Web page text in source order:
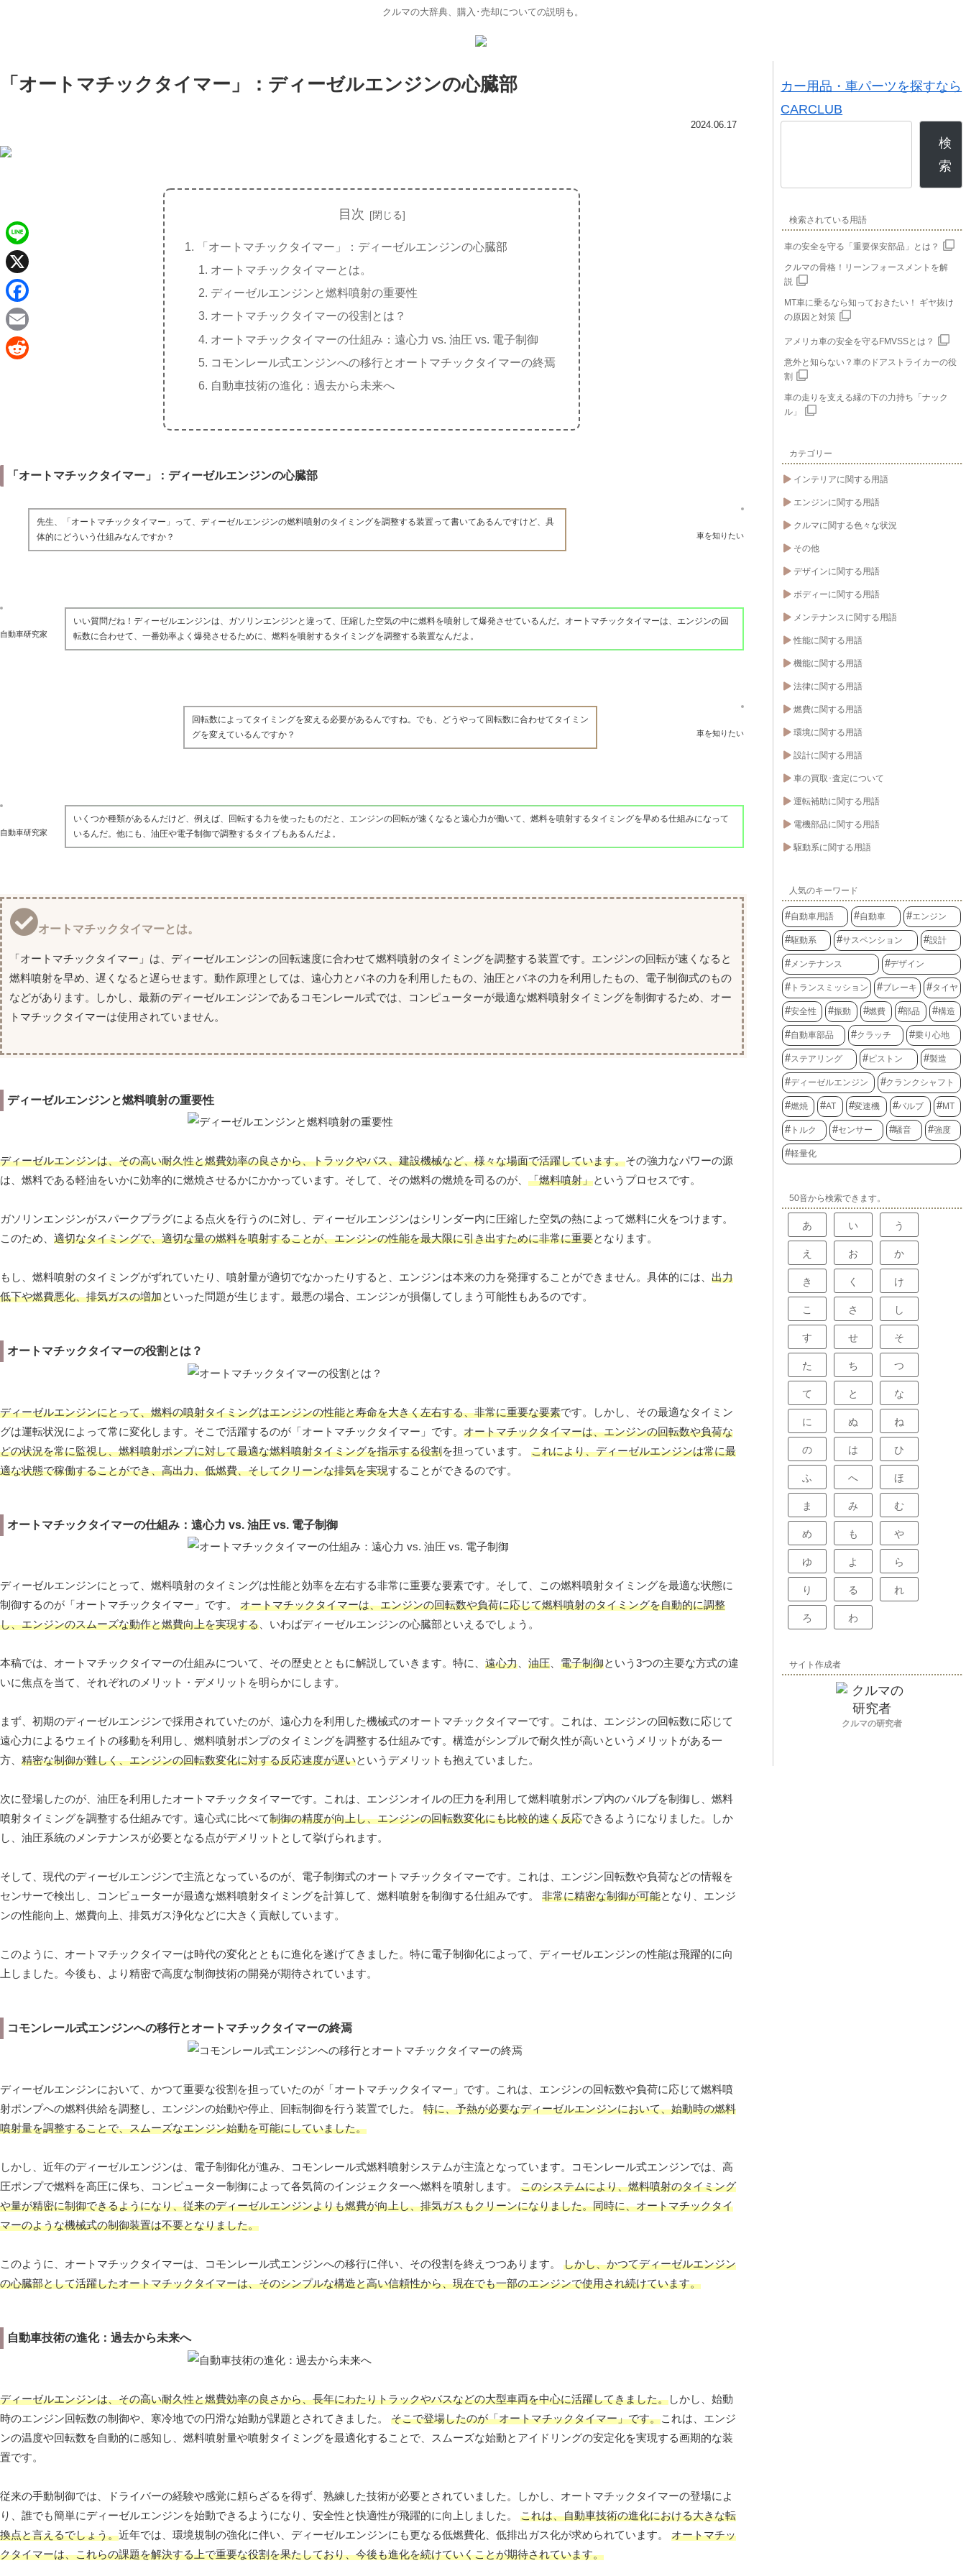
クルマの大辞典、購入･売却についての説明も。
「オートマチックタイマー」：ディーゼルエンジンの心臓部
2024.06.17
目次
「オートマチックタイマー」：ディーゼルエンジンの心臓部
オートマチックタイマーとは。
ディーゼルエンジンと燃料噴射の重要性
オートマチックタイマーの役割とは？
オートマチックタイマーの仕組み：遠心力 vs. 油圧 vs. 電子制御
コモンレール式エンジンへの移行とオートマチックタイマーの終焉
自動車技術の進化：過去から未来へ
「オートマチックタイマー」：ディーゼルエンジンの心臓部
車を知りたい
先生、「オートマチックタイマー」って、ディーゼルエンジンの燃料噴射のタイミングを調整する装置って書いてあるんですけど、具
体的にどういう仕組みなんですか？
自動車研究家
いい質問だね！ディーゼルエンジンは、ガソリンエンジンと違って、圧縮した空気の中に燃料を噴射して爆発させているんだ。オートマチックタイマーは、エンジンの回
転数に合わせて、一番効率よく爆発させるために、燃料を噴射するタイミングを調整する装置なんだよ。
車を知りたい
回転数によってタイミングを変える必要があるんですね。でも、どうやって回転数に合わせてタイミン
グを変えているんですか？
自動車研究家
いくつか種類があるんだけど、例えば、回転する力を使ったものだと、エンジンの回転が速くなると遠心力が働いて、燃料を噴射するタイミングを早める仕組みになって
いるんだ。他にも、油圧や電子制御で調整するタイプもあるんだよ。
オートマチックタイマーとは。
「オートマチックタイマー」は、ディーゼルエンジンの回転速度に合わせて燃料噴射のタイミングを調整する装置です。エンジンの回転が速くなると
燃料噴射を早め、遅くなると遅らせます。動作原理としては、遠心力とバネの力を利用したもの、油圧とバネの力を利用したもの、電子制御式のもの
などがあります。しかし、最新のディーゼルエンジンであるコモンレール式では、コンピューターが最適な燃料噴射タイミングを制御するため、オー
トマチックタイマーは使用されていません。
ディーゼルエンジンと燃料噴射の重要性
ディーゼルエンジンは、その高い耐久性と燃費効率の良さから、トラックやバス、建設機械など、様々な場面で活躍しています。その強力なパワーの源
は、燃料である軽油をいかに効率的に燃焼させるかにかかっています。そして、その燃料の燃焼を司るのが、 「燃料噴射」というプロセスです。
ガソリンエンジンがスパークプラグによる点火を行うのに対し、ディーゼルエンジンはシリンダー内に圧縮した空気の熱によって燃料に火をつけます。
このため、 適切なタイミングで、適切な量の燃料を噴射することが、エンジンの性能を最大限に引き出すために非常に重要となります。
もし、燃料噴射のタイミングがずれていたり、噴射量が適切でなかったりすると、エンジンは本来の力を発揮することができません。具体的には、 出力
低下や燃費悪化、排気ガスの増加といった問題が生じます。最悪の場合、エンジンが損傷してしまう可能性もあるのです。
オートマチックタイマーの役割とは？
ディーゼルエンジンにとって、燃料の噴射タイミングはエンジンの性能と寿命を大きく左右する、非常に重要な要素です。しかし、その最適なタイミン
グは運転状況によって常に変化します。そこで活躍するのが「オートマチックタイマー」です。 オートマチックタイマーは、エンジンの回転数や負荷な
どの状況を常に監視し、燃料噴射ポンプに対して最適な燃料噴射タイミングを指示する役割を担っています。 これにより、ディーゼルエンジンは常に最
適な状態で稼働することができ、高出力、低燃費、そしてクリーンな排気を実現することができるのです。
オートマチックタイマーの仕組み：遠心力 vs. 油圧 vs. 電子制御
ディーゼルエンジンにとって、燃料噴射のタイミングは性能と効率を左右する非常に重要な要素です。そして、この燃料噴射タイミングを最適な状態に
制御するのが「オートマチックタイマー」です。 オートマチックタイマーは、エンジンの回転数や負荷に応じて燃料噴射のタイミングを自動的に調整
し、エンジンのスムーズな動作と燃費向上を実現する 、いわばディーゼルエンジンの心臓部といえるでしょう。
本稿では、オートマチックタイマーの仕組みについて、その歴史とともに解説していきます。特に、 遠心力 油圧 電子制御という3つの主要な方式の違
いに焦点を当て、それぞれのメリット・デメリットを明らかにします。
まず、初期のディーゼルエンジンで採用されていたのが、遠心力を利用した機械式のオートマチックタイマーです。これは、エンジンの回転数に応じて
遠心力によるウェイトの移動を利用し、燃料噴射ポンプのタイミングを調整する仕組みです。構造がシンプルで耐久性が高いというメリットがある一
方、 精密な制御が難しく、エンジンの回転数変化に対する反応速度が遅いというデメリットも抱えていました。
次に登場したのが、油圧を利用したオートマチックタイマーです。これは、エンジンオイルの圧力を利用して燃料噴射ポンプ内のバルブを制御し、燃料
噴射タイミングを調整する仕組みです。遠心式に比べて制御の精度が向上し、エンジンの回転数変化にも比較的速く反応できるようになりました。しか
し、油圧系統のメンテナンスが必要となる点がデメリットとして挙げられます。
そして、現代のディーゼルエンジンで主流となっているのが、電子制御式のオートマチックタイマーです。これは、エンジン回転数や負荷などの情報を
センサーで検出し、コンピューターが最適な燃料噴射タイミングを計算して、燃料噴射を制御する仕組みです。 非常に精密な制御が可能となり、エンジ
ンの性能向上、燃費向上、排気ガス浄化などに大きく貢献しています。
このように、オートマチックタイマーは時代の変化とともに進化を遂げてきました。特に電子制御化によって、ディーゼルエンジンの性能は飛躍的に向
上しました。今後も、より精密で高度な制御技術の開発が期待されています。
コモンレール式エンジンへの移行とオートマチックタイマーの終焉
ディーゼルエンジンにおいて、かつて重要な役割を担っていたのが「オートマチックタイマー」です。これは、エンジンの回転数や負荷に応じて燃料噴
射ポンプへの燃料供給を調整し、エンジンの始動や停止、回転制御を行う装置でした。 特に、予熱が必要なディーゼルエンジンにおいて、始動時の燃料
噴射量を調整することで、スムーズなエンジン始動を可能にしていました。
しかし、近年のディーゼルエンジンは、電子制御化が進み、コモンレール式燃料噴射システムが主流となっています。コモンレール式エンジンでは、高
圧ポンプで燃料を高圧に保ち、コンピューター制御によって各気筒のインジェクターへ燃料を噴射します。 このシステムにより、燃料噴射のタイミング
や量が精密に制御できるようになり、従来のディーゼルエンジンよりも燃費が向上し、排気ガスもクリーンになりました。同時に、オートマチックタイ
マーのような機械式の制御装置は不要となりました。
このように、オートマチックタイマーは、コモンレール式エンジンへの移行に伴い、その役割を終えつつあります。 しかし、かつてディーゼルエンジン
の心臓部として活躍したオートマチックタイマーは、そのシンプルな構造と高い信頼性から、現在でも一部のエンジンで使用され続けています。
自動車技術の進化：過去から未来へ
ディーゼルエンジンは、その高い耐久性と燃費効率の良さから、長年にわたりトラックやバスなどの大型車両を中心に活躍してきました。しかし、始動
時のエンジン回転数の制御や、寒冷地での円滑な始動が課題とされてきました。 そこで登場したのが「オートマチックタイマー」です。これは、エンジ
ンの温度や回転数を自動的に感知し、燃料噴射量や噴射タイミングを最適化することで、スムーズな始動とアイドリングの安定化を実現する画期的な装
置です。
従来の手動制御では、ドライバーの経験や感覚に頼らざるを得ず、熟練した技術が必要とされていました。しかし、オートマチックタイマーの登場によ
り、誰でも簡単にディーゼルエンジンを始動できるようになり、安全性と快適性が飛躍的に向上しました。 これは、自動車技術の進化における大きな転
換点と言えるでしょう。近年では、環境規制の強化に伴い、ディーゼルエンジンにも更なる低燃費化、低排出ガス化が求められています。 オートマチッ
クタイマーは、これらの課題を解決する上で重要な役割を果たしており、今後も進化を続けていくことが期待されています。
カー用品・車パーツを探すなら
CARCLUB
検
索
検索されている用語
車の安全を守る「重要保安部品」とは？
クルマの骨格！リーンフォースメントを解
説
MT車に乗るなら知っておきたい！ ギヤ抜け
の原因と対策
アメリカ車の安全を守るFMVSSとは？
意外と知らない？車のドアストライカーの役
割
車の走りを支える縁の下の力持ち「ナック
ル」
カテゴリー
インテリアに関する用語
エンジンに関する用語
クルマに関する色々な状況
その他
デザインに関する用語
ボディーに関する用語
メンテナンスに関する用語
性能に関する用語
機能に関する用語
法律に関する用語
燃費に関する用語
環境に関する用語
設計に関する用語
車の買取･査定について
運転補助に関する用語
電機部品に関する用語
駆動系に関する用語
人気のキーワード
自動車用語 自動車 エンジン
駆動系 サスペンション 設計
メンテナンス デザイン
トランスミッション ブレーキ タイヤ
安全性 振動 燃費 部品 構造
自動車部品 クラッチ 乗り心地
ステアリング ピストン 製造
ディーゼルエンジン クランクシャフト
燃焼 AT 変速機 バルブ MT
トルク センサー 騒音 強度
軽量化
50音から検索できます。
あ い う
え お か
き く け
こ さ し
す せ そ
た ち つ
て と な
に ぬ ね
の は ひ
ふ へ ほ
ま み む
め も や
ゆ よ ら
り る れ
ろ わ
サイト作成者
クルマの研究者
L
n
e
X
F
a
c
E